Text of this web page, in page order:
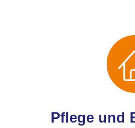
Pflege und